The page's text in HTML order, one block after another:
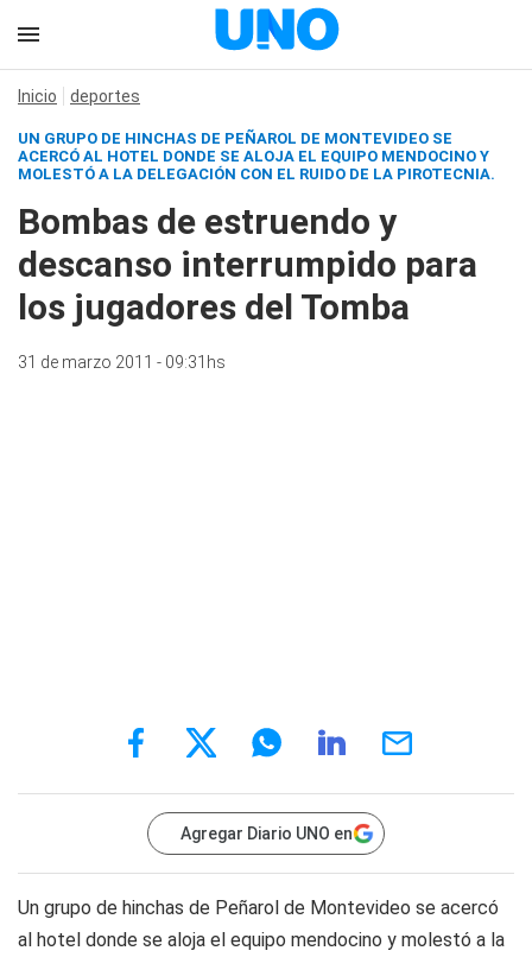
Inicio deportes
UN GRUPO DE HINCHAS DE PEÑAROL DE MONTEVIDEO SE
ACERCÓ AL HOTEL DONDE SE ALOJA EL EQUIPO MENDOCINO Y
MOLESTÓ A LA DELEGACIÓN CON EL RUIDO DE LA PIROTECNIA.
Bombas de estruendo y
descanso interrumpido para
los jugadores del Tomba
31 de marzo 2011 - 09:31hs
Agregar Diario UNO en
Un grupo de hinchas de Peñarol de Montevideo se acercó
al hotel donde se aloja el equipo mendocino y molestó a la